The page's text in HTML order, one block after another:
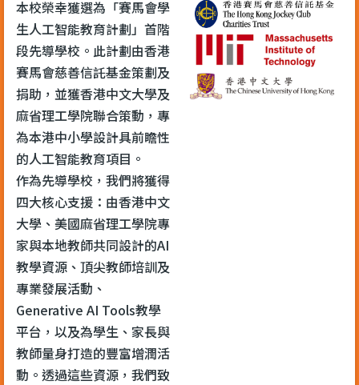
本校榮幸獲選為「賽馬會學
生人工智能教育計劃」首階
段先導學校。此計劃由香港
賽馬會慈善信託基金策劃及
捐助，並獲香港中文大學及
麻省理工學院聯合策動，專
為本港中小學設計具前瞻性
的人工智能教育項目。
作為先導學校，我們將獲得
四大核心支援：由香港中文
大學、美國麻省理工學院專
家與本地教師共同設計的AI
教學資源、頂尖教師培訓及
專業發展活動、
Generative AI Tools教學
平台，以及為學生、家長與
教師量身打造的豐富增潤活
動。透過這些資源，我們致